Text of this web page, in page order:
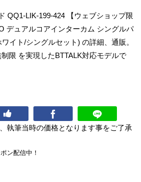
QQ1-LIK-199-424 【ウェブショップ限
デュアルコアインターカム シングルパ
イト/シングルセット) の詳細、通販。
限 を実現したBTTALK対応モデルで
執筆当時の価格となります事をご了承
ン配信中！